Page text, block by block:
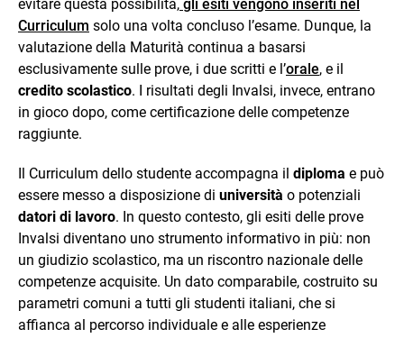
evitare questa possibilità, gli esiti vengono inseriti nel
Curriculum solo una volta concluso l’esame. Dunque, la
valutazione della Maturità continua a basarsi
esclusivamente sulle prove, i due scritti e l’orale, e il
credito scolastico. I risultati degli Invalsi, invece, entrano
in gioco dopo, come certificazione delle competenze
raggiunte.
Il Curriculum dello studente accompagna il diploma e può
essere messo a disposizione di università o potenziali
datori di lavoro. In questo contesto, gli esiti delle prove
Invalsi diventano uno strumento informativo in più: non
un giudizio scolastico, ma un riscontro nazionale delle
competenze acquisite. Un dato comparabile, costruito su
parametri comuni a tutti gli studenti italiani, che si
affianca al percorso individuale e alle esperienze